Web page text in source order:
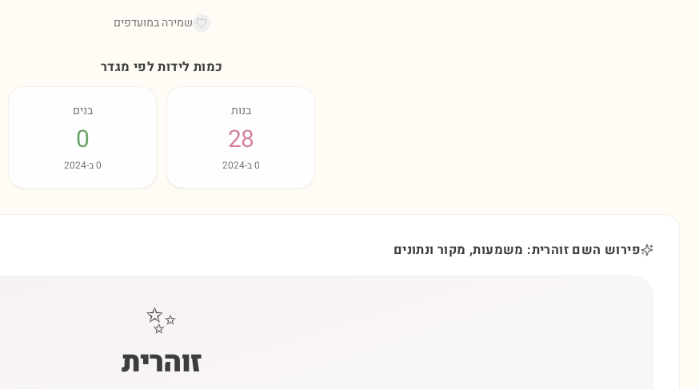
שמירה במועדפים
כמות לידות לפי מגדר
בנות
28
0ב-2024
בנים
0
0ב-2024
פירוש השם זוהרית: משמעות, מקור ונתונים
✨
זוהרית